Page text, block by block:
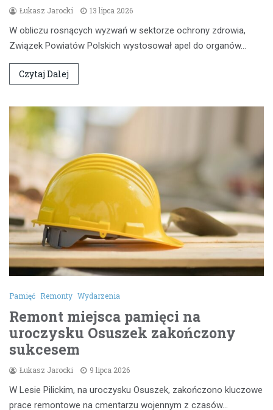
Łukasz Jarocki 13 lipca 2026
W obliczu rosnących wyzwań w sektorze ochrony zdrowia,
Związek Powiatów Polskich wystosował apel do organów…
Czytaj Dalej
Pamięć Remonty Wydarzenia
Remont miejsca pamięci na
uroczysku Osuszek zakończony
sukcesem
Łukasz Jarocki 9 lipca 2026
W Lesie Pilickim, na uroczysku Osuszek, zakończono kluczowe
prace remontowe na cmentarzu wojennym z czasów…